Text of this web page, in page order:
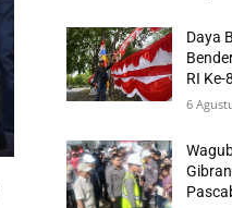
Daya
RI Ke-
6